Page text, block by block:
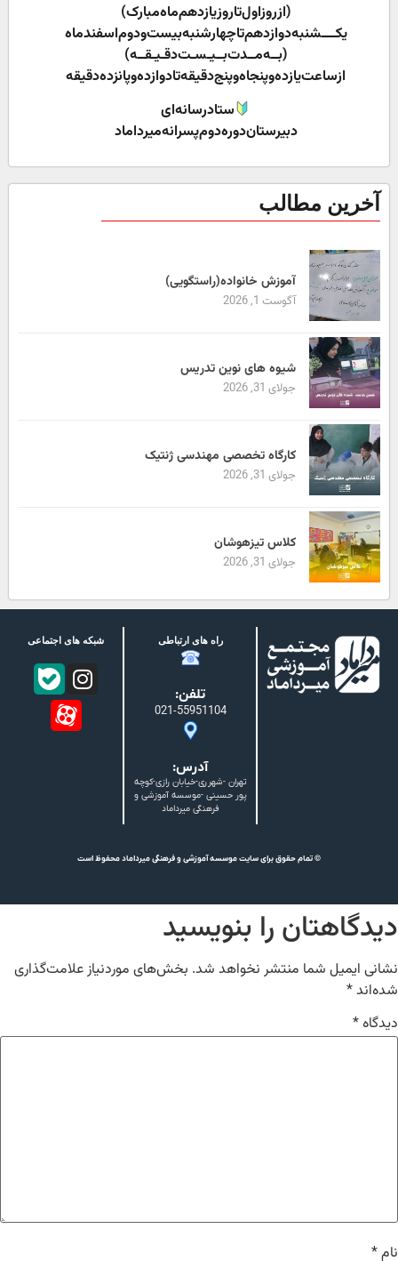
(ازروزاول‌تاروزیازدهم‌ماه‌مبارک)
یکــــشنبه‌دوازدهم‌تا‌چهارشنبه‌بیست‌ودوم‌اسفندماه
(بــه‌مــدت‌بــیـسـت‌دقـیـقــه)
ازساعت‌یازده‌وپنجاه‌وپنج‌دقیقه‌تا‌دوازده‌و‌پانزده‌دقیقه
ستاد‌رسانه‌ای
دبیرستان‌دوره‌دوم‌پسرانه‌میرداماد
آخرین مطالب
آموزش خانواده(راستگویی)
آگوست 1, 2026
شیوه های نوین تدریس
جولای 31, 2026
کارگاه تخصصی مهندسی ژنتیک
جولای 31, 2026
کلاس تیزهوشان
جولای 31, 2026
راه های ارتباطی
تلفن:
021-55951104
آدرس:
تهران -شهرری-خیابان رازی-کوچه
پور حسینی -موسسه آموزشی و
فرهنگی میرداماد
شبکه های اجتماعی
© تمام حقوق برای سایت موسسه آموزشی و فرهنگی میرداماد محفوظ است
دیدگاهتان را بنویسید
نشانی ایمیل شما منتشر نخواهد شد. بخش‌های موردنیاز علامت‌گذاری
شده‌اند*
دیدگاه*
نام*